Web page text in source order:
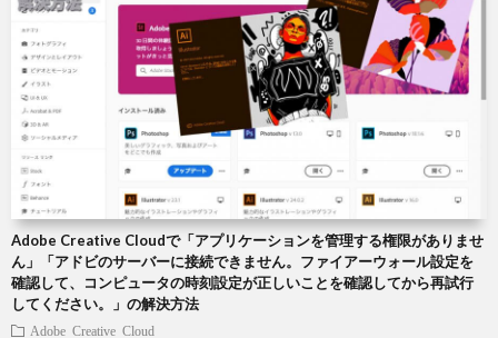
Adobe Creative Cloudで「アプリケーションを管理する権限がありませ
ん」「アドビのサーバーに接続できません。ファイアーウォール設定を
確認して、コンピュータの時刻設定が正しいことを確認してから再試行
してください。」の解決方法
Adobe Creative Cloud